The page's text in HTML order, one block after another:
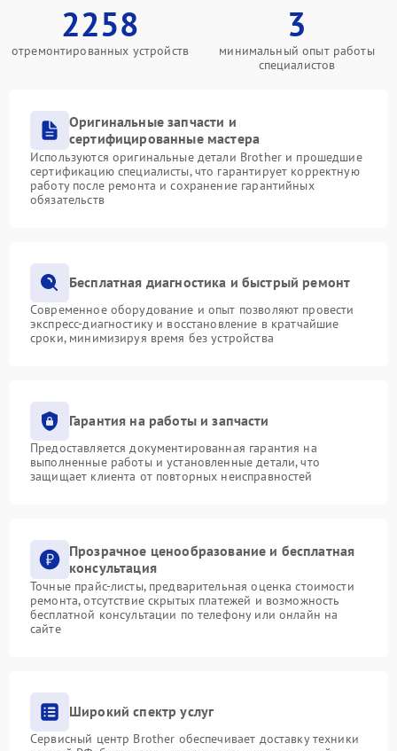
2258
отремонтированных устройств
3
минимальный опыт работы
специалистов
Оригинальные запчасти и
сертифицированные мастера
Используются оригинальные детали Brother и прошедшие
сертификацию специалисты, что гарантирует корректную
работу после ремонта и сохранение гарантийных
обязательств
Бесплатная диагностика и быстрый ремонт
Современное оборудование и опыт позволяют провести
экспресс-диагностику и восстановление в кратчайшие
сроки, минимизируя время без устройства
Гарантия на работы и запчасти
Предоставляется документированная гарантия на
выполненные работы и установленные детали, что
защищает клиента от повторных неисправностей
Прозрачное ценообразование и бесплатная
консультация
Точные прайс-листы, предварительная оценка стоимости
ремонта, отсутствие скрытых платежей и возможность
бесплатной консультации по телефону или онлайн на
сайте
Широкий спектр услуг
Сервисный центр Brother обеспечивает доставку техники